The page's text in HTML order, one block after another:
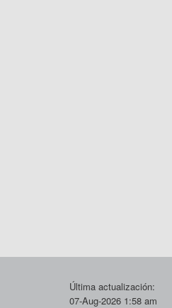
Última actualización:
07-Aug-2026 1:58 am